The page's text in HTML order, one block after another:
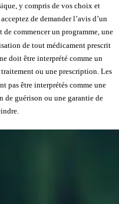
y compris de vos choix et
de demander l’avis d’un
commencer un programme, une
de tout médicament prescrit
doit être interprété comme un
ou une prescription. Les
pas être interprétés comme une
de guérison ou une garantie de